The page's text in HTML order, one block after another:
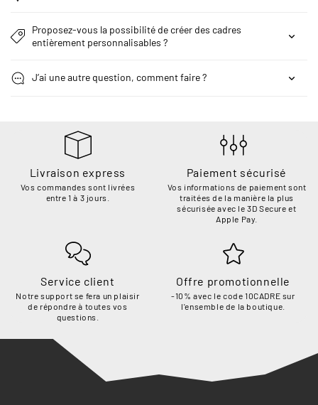
Proposez-vous la possibilité de créer des cadres
entièrement personnalisables ?
J’ai une autre question, comment faire ?
Livraison express
Vos commandes sont livrées
entre 1 à 3 jours.
Paiement sécurisé
Vos informations de paiement sont
traitées de la manière la plus
sécurisée avec le 3D Secure et
Apple Pay.
Service client
Notre support se fera un plaisir
de répondre à toutes vos
questions.
Offre promotionnelle
-10% avec le code 10CADRE sur
l'ensemble de la boutique.